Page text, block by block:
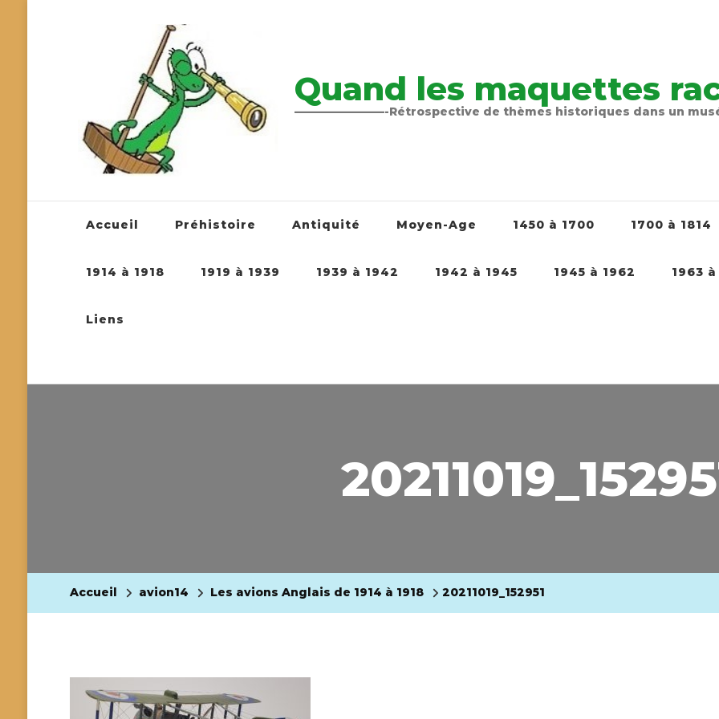
Quand les maquettes
————————-Rétrospective de thèmes historiques dans un
Accueil Préhistoire Antiquité Moyen-Age 1450 à 1700 1700 à 1814
1914 à 1918 1919 à 1939 1939 à 1942 1942 à 1945 1945 à 1962 1963
Liens
Accueil avion14 Les avions Anglais de 1914 à 1918 20211019_152951